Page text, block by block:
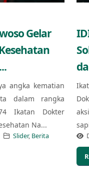
Gelar
angka kematian
dalam rangka
Ikatan Dokter
Na...
Slider, Berita